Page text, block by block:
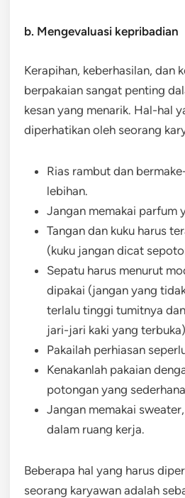
b. Mengevaluasi kepribadian
Kerapihan, keberhasilan, dan
berpakaian sangat penting
kesan yang menarik. Hal-hal
diperhatikan oleh seorang
Rias rambut dan
lebihan.
Jangan memakai parfum
Tangan dan kuku harus
(kuku jangan dicat
Sepatu harus menurut
dipakai (jangan yang
terlalu tinggi tumitnya
jari-jari kaki yang terbuka)
Pakailah perhiasan
Kenakanlah pakaian
potongan yang
Jangan memakai
dalam ruang kerja.
Beberapa hal yang harus
seorang karyawan adalah